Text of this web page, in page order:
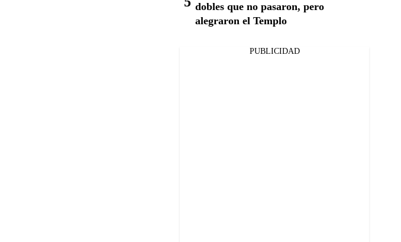
dobles que no pasaron, pero
alegraron el Templo
PUBLICIDAD